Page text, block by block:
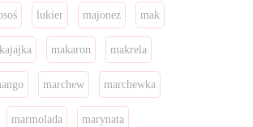
lukier majonez mak
makaron makrela
marchew marchewka
marmolada marynata